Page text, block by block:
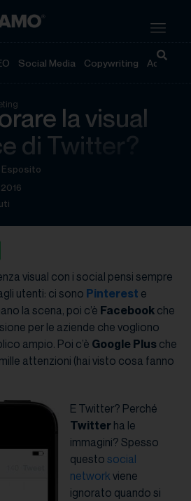
Social Media Copywriting
la visual
di Twitter?
Esposito
visual con i social pensi sempre
utenti: ci sono Pinterest e
la scena, poi c’è Facebook che
per le aziende che vogliono
ampio. Poi c’è Google Plus che
attenzioni (hai visto cosa fanno
E Twitter? Perché
Twitter ha le
immagini? Spesso
questo social
network viene
ignorato quando si